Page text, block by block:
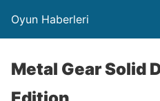
Oyun Haberleri
Metal Gear Solid